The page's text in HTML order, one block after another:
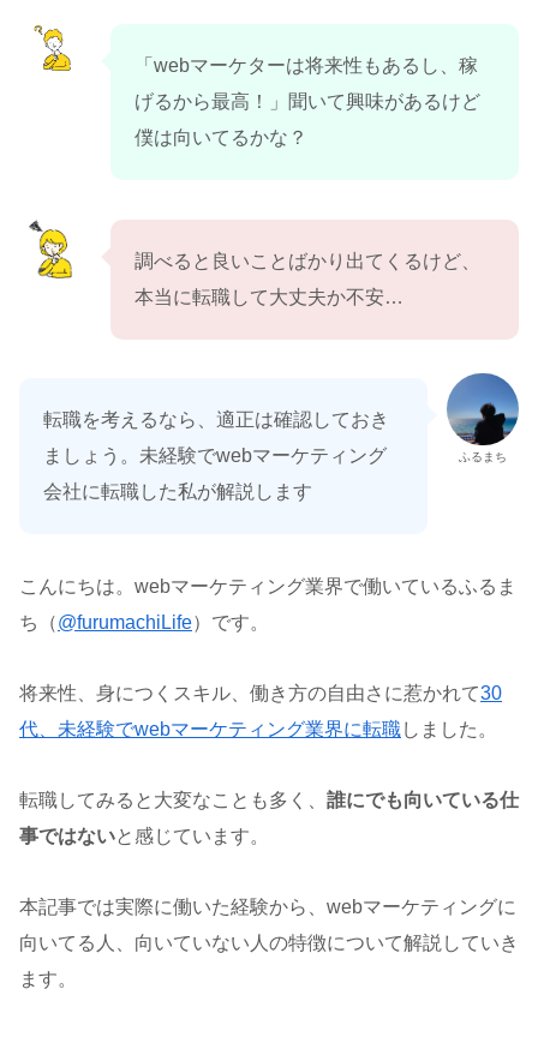
「webマーケターは将来性もあるし、稼
げるから最高！」聞いて興味があるけど
僕は向いてるかな？
調べると良いことばかり出てくるけど、
本当に転職して大丈夫か不安…
ふるまち
転職を考えるなら、適正は確認しておき
ましょう。未経験でwebマーケティング
会社に転職した私が解説します
こんにちは。webマーケティング業界で働いているふるま
ち（@furumachiLife）です。
将来性、身につくスキル、働き方の自由さに惹かれて30
代、未経験でwebマーケティング業界に転職しました。
転職してみると大変なことも多く、 誰にでも向いている仕
事ではないと感じています。
本記事では実際に働いた経験から、webマーケティングに
向いてる人、向いていない人の特徴について解説していき
ます。